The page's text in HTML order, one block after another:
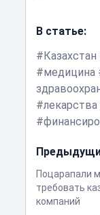
В статье:
Казахстан
медицина
лекарства
Поцарапали
требовать
компаний